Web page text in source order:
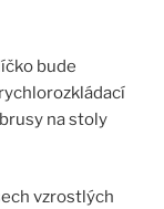
bude
na stoly
vzrostlých